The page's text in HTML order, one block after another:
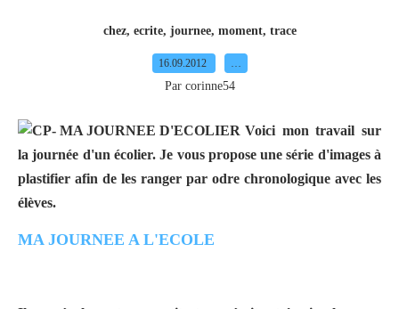
chez, ecrite, journee, moment, trace
16.09.2012
Par corinne54
Voici mon travail sur
la journée d'un écolier. Je vous propose une série d'images à
plastifier afin de les ranger par odre chronologique avec les
élèves.
MA JOURNEE A L'ECOLE